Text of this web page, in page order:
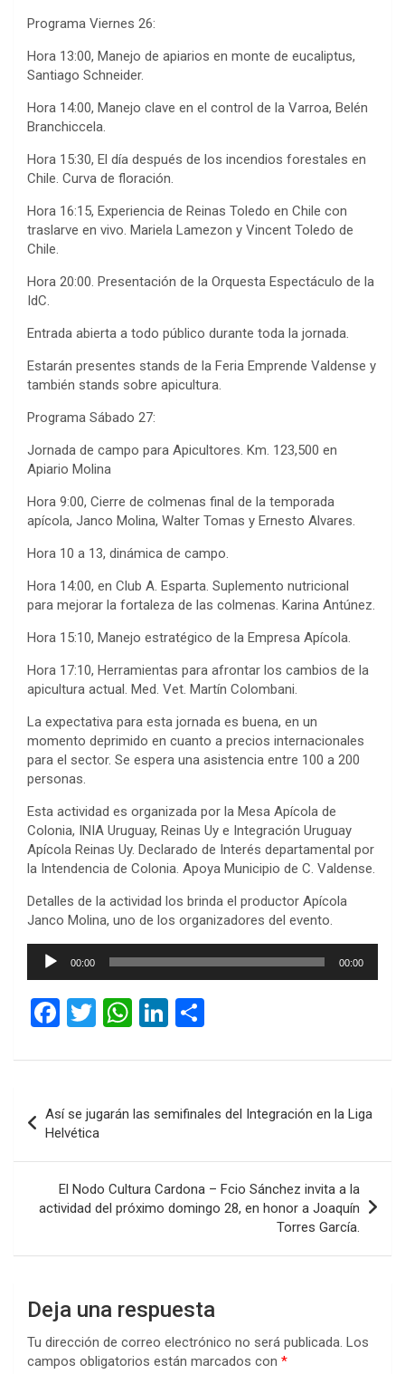
Programa Viernes 26:
Hora 13:00, Manejo de apiarios en monte de eucaliptus,
Santiago Schneider.
Hora 14:00, Manejo clave en el control de la Varroa, Belén
Branchiccela.
Hora 15:30, El día después de los incendios forestales en
Chile. Curva de floración.
Hora 16:15, Experiencia de Reinas Toledo en Chile con
traslarve en vivo. Mariela Lamezon y Vincent Toledo de
Chile.
Hora 20:00. Presentación de la Orquesta Espectáculo de la
IdC.
Entrada abierta a todo público durante toda la jornada.
Estarán presentes stands de la Feria Emprende Valdense y
también stands sobre apicultura.
Programa Sábado 27:
Jornada de campo para Apicultores. Km. 123,500 en
Apiario Molina
Hora 9:00, Cierre de colmenas final de la temporada
apícola, Janco Molina, Walter Tomas y Ernesto Alvares.
Hora 10 a 13, dinámica de campo.
Hora 14:00, en Club A. Esparta. Suplemento nutricional
para mejorar la fortaleza de las colmenas. Karina Antúnez.
Hora 15:10, Manejo estratégico de la Empresa Apícola.
Hora 17:10, Herramientas para afrontar los cambios de la
apicultura actual. Med. Vet. Martín Colombani.
La expectativa para esta jornada es buena, en un
momento deprimido en cuanto a precios internacionales
para el sector. Se espera una asistencia entre 100 a 200
personas.
Esta actividad es organizada por la Mesa Apícola de
Colonia, INIA Uruguay, Reinas Uy e Integración Uruguay
Apícola Reinas Uy. Declarado de Interés departamental por
la Intendencia de Colonia. Apoya Municipio de C. Valdense.
Detalles de la actividad los brinda el productor Apícola
Janco Molina, uno de los organizadores del evento.
Reproductor
00:00 00:00
F
ce
o
o
k
T
tt
W
at
A
p
p
Li
ke
n
m
ar
tir
de
entradas
Así se jugarán las semifinales del Integración en la Liga
Helvética
El Nodo Cultura Cardona – Fcio Sánchez invita a la
actividad del próximo domingo 28, en honor a Joaquín
Torres García.
Deja una respuesta
Tu dirección de correo electrónico no será publicada. Los
campos obligatorios están marcados con *